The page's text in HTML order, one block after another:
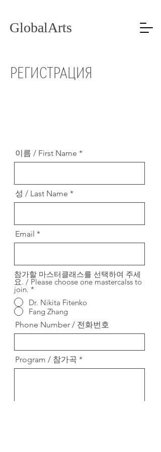
GlobalArts
РЕГИСТРАЦИЯ
이름 / First Name
성 / Last Name
Email
참가할 마스터클래스를 선택하여 주세
요. / Please choose one mastercalss to
join. *
Dr. Nikita Fitenko
Fang Zhang
Phone Number / 전화번호
Program / 참가곡